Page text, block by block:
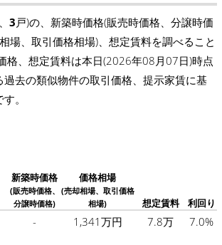
3戸)の、新築時価格(販売時価格、分譲時価
場、取引価格相場)、想定賃料を調べること
格、想定賃料は本日(2026年08月07日)時点
去の類似物件の取引価格、提示家賃に基
。
新築時価格
(販売時価格、
分譲時価格)
価格相場
(売却相場、取引価格
相場)
想定賃料 利回り
- 1,341万円 7.8万 7.0%